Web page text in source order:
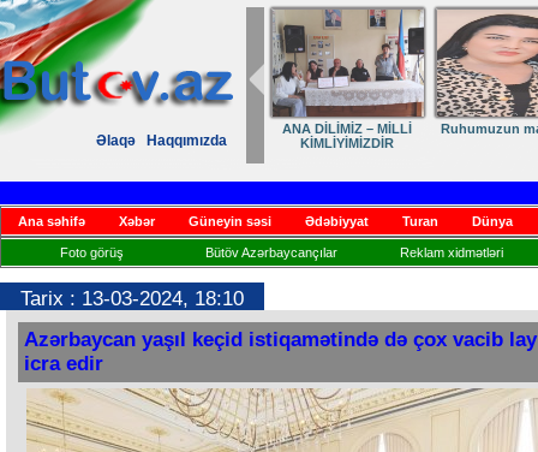
Əlaqə Haqqımızda
Elmanın öz dünyası
Dövlət
Ana səhifə Xəbər Güneyin səsi Ədəbiyyat Turan Dünya
Foto görüş Bütöv Azərbaycançılar Reklam xidmətləri
Tarix : 13-03-2024, 18:10
Azərbaycan yaşıl keçid istiqamətində də çox vacib
icra edir